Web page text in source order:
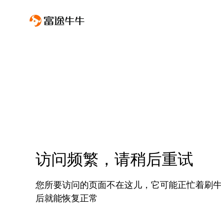
访问频繁，请稍后重试
您所要访问的页面不在这儿，它可能正忙着刷
后就能恢复正常